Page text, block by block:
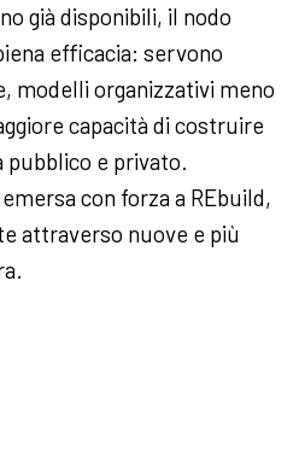
già disponibili, il nodo
efficacia: servono
modelli organizzativi meno
capacità di costruire
e privato.
con forza a REbuild,
attraverso nuove e più